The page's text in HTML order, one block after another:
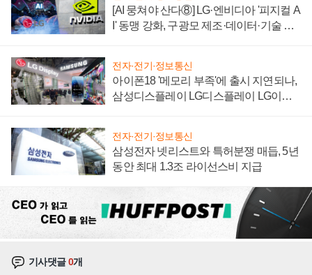
[AI 뭉쳐야 산다⑧] LG·엔비디아 '피지컬 A
I' 동맹 강화, 구광모 제조·데이터·기술 결
전자·전기·정보통신
아이폰18 '메모리 부족'에 출시 지연되나,
삼성디스플레이 LG디스플레이 LG이노
전자·전기·정보통신
삼성전자 넷리스트와 특허분쟁 매듭, 5년
동안 최대 1.3조 라이선스비 지급
기사댓글0개